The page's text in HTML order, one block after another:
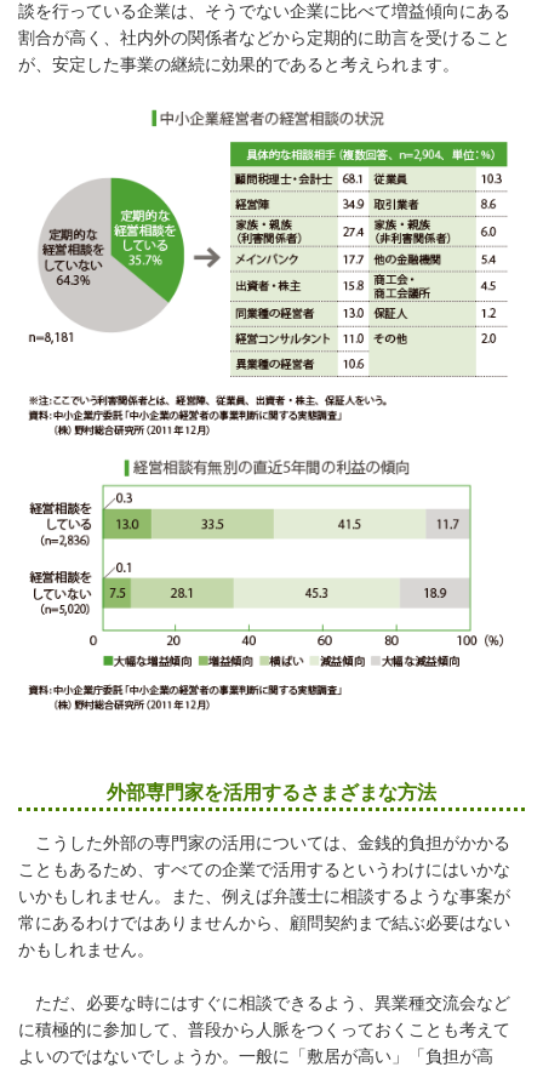
談を行っている企業は、そうでない企業に比べて増益傾向にある
割合が高く、社内外の関係者などから定期的に助言を受けること
が、安定した事業の継続に効果的であると考えられます。
外部専門家を活用するさまざまな方法
こうした外部の専門家の活用については、金銭的負担がかかる
こともあるため、すべての企業で活用するというわけにはいかな
いかもしれません。また、例えば弁護士に相談するような事案が
常にあるわけではありませんから、顧問契約まで結ぶ必要はない
かもしれません。
ただ、必要な時にはすぐに相談できるよう、異業種交流会など
に積極的に参加して、普段から人脈をつくっておくことも考えて
よいのではないでしょうか。一般に「敷居が高い」「負担が高